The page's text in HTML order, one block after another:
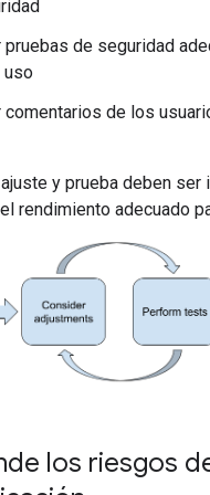
pruebas de seguridad
uso
comentarios de los
y prueba deben ser
rendimiento adecuado
los riesgos